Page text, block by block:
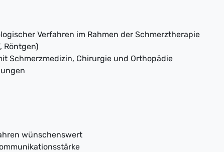
Verfahren im Rahmen der Schmerztherapie
Röntgen)
Schmerzmedizin, Chirurgie und Orthopädie
wünschenswert